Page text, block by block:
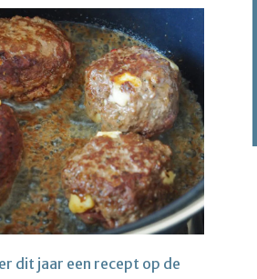
dit jaar een recept op de